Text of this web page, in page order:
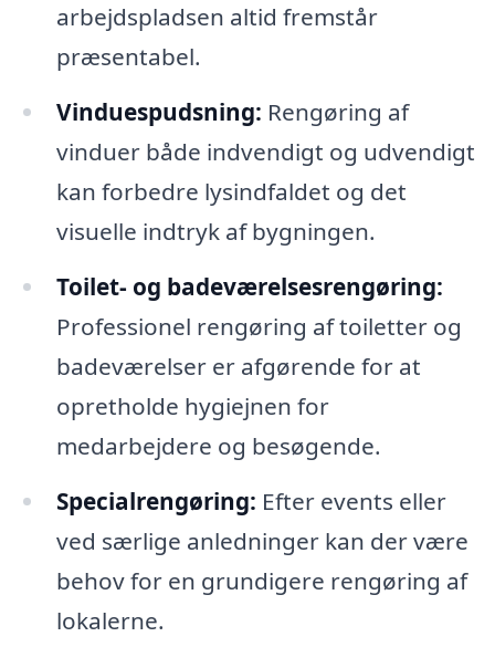
arbejdspladsen altid fremstår
præsentabel.
Vinduespudsning: Rengøring af
vinduer både indvendigt og udvendigt
kan forbedre lysindfaldet og det
visuelle indtryk af bygningen.
Toilet- og badeværelsesrengøring:
Professionel rengøring af toiletter og
badeværelser er afgørende for at
opretholde hygiejnen for
medarbejdere og besøgende.
Specialrengøring: Efter events eller
ved særlige anledninger kan der være
behov for en grundigere rengøring af
lokalerne.